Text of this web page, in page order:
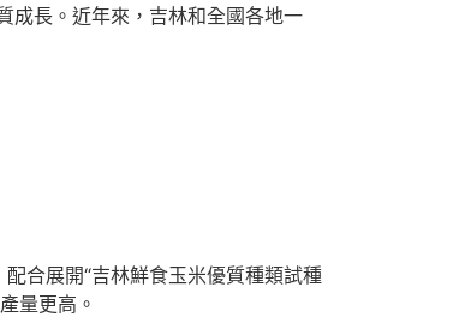
成長。近年來，吉林和全國各地一
合展開“吉林鮮食玉米優質種類試種
量更高。